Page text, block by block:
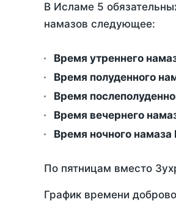
В Исламе 5
намазов следующее:
Время утреннего
Время полуденного
Время
Время вечернего
Время ночного
По пятницам вместо
График времени